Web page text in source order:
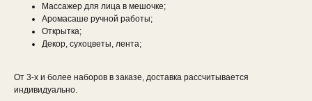
Массажер для лица в мешочке;
Аромасаше ручной работы;
Открытка;
Декор, сухоцветы, лента;
От 3-х и более наборов в заказе, доставка рассчитывается
индивидуально.